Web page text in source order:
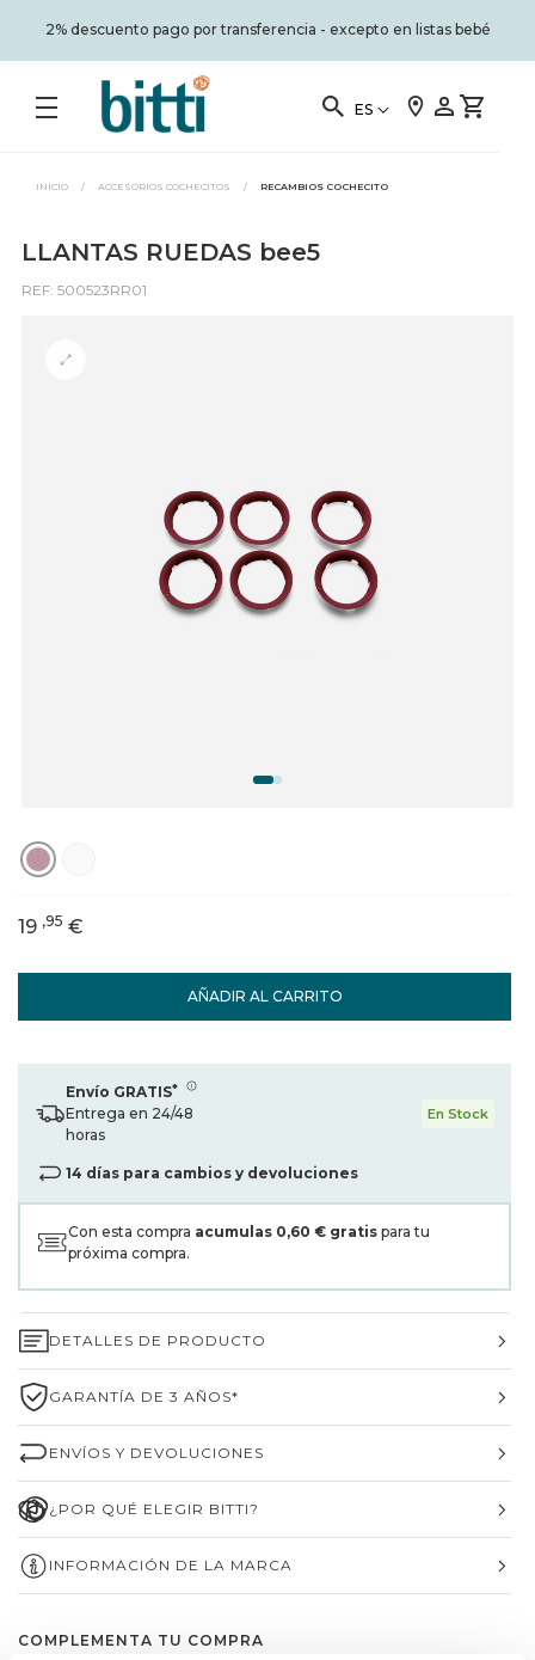
2% descuento pago por transferencia - excepto en listas bebé
ES
INICIO / ACCESORIOS COCHECITOS / RECAMBIOS COCHECITO
LLANTAS RUEDAS bee5
REF: 500523RR01
AÑADIR AL CARRITO
19 ,95 €
Envío GRATIS*
Entrega en 24/48
horas
En Stock
14 días para cambios y devoluciones
Con esta compra acumulas 0,60 € gratis para tu
próxima compra.
DETALLES DE PRODUCTO
GARANTÍA DE 3 AÑOS*
ENVÍOS Y DEVOLUCIONES
¿POR QUÉ ELEGIR BITTI?
INFORMACIÓN DE LA MARCA
COMPLEMENTA TU COMPRA